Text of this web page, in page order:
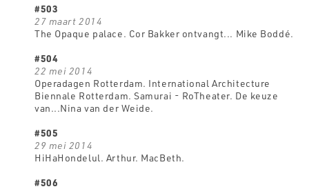
#503
27 maart 2014
The Opaque palace. Cor Bakker ontvangt... Mike Boddé.
#504
22 mei 2014
Operadagen Rotterdam. International Architecture
Biennale Rotterdam. Samurai - RoTheater. De keuze
van...Nina van der Weide.
#505
29 mei 2014
HiHaHondelul. Arthur. MacBeth.
#506